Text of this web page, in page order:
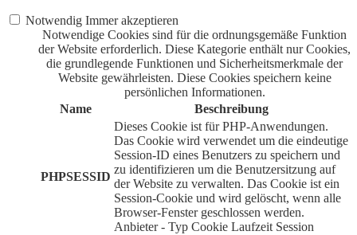
Notwendig Immer akzeptieren
Notwendige Cookies sind für die ordnungsgemäße Funktion
der Website erforderlich. Diese Kategorie enthält nur Cookies,
die grundlegende Funktionen und Sicherheitsmerkmale der
Website gewährleisten. Diese Cookies speichern keine
persönlichen Informationen.
Name
Beschreibung
PHPSESSID
Dieses Cookie ist für PHP-Anwendungen.
Das Cookie wird verwendet um die eindeutige
Session-ID eines Benutzers zu speichern und
zu identifizieren um die Benutzersitzung auf
der Website zu verwalten. Das Cookie ist ein
Session-Cookie und wird gelöscht, wenn alle
Browser-Fenster geschlossen werden.
Anbieter - Typ Cookie Laufzeit Session